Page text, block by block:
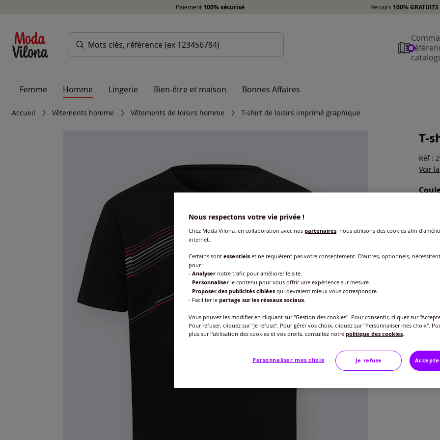
Paiement 100% sécurisé Retours 100%
Femme Homme Lingerie Bien-être et maison Bonnes Affaires
Accueil Vêtements homme Vêtements de loisirs homme T-shirt de loisirs imprimé graphique
T-
Réf :
Voir
S -
M -
Nous respectons votre vie privée !
Chez Moda Vilona, en collaboration avec nos partenaires, nous utilisons des cookies afin
internet.
Certains sont essentiels et ne requièrent pas votre consentement. D'autres, optionnels,
pour :
- Analyser notre trafic pour améliorer le site.
- Personnaliser le contenu pour vous offrir une expérience sur mesure.
- Proposer des publicités ciblées qui devraient mieux vous correspondre.
- Faciliter le partage sur les réseaux sociaux
Vous pouvez les modifier en cliquant sur "Gestion des cookies". Pour consentir, cliquez sur
Pour refuser, cliquez sur "Je refuse". Pour gérer vos choix, cliquez sur "Personnaliser mes choix".
plus sur l'utilisation des cookies et vos droits, consultez notre politique des cookies
Personnaliser mes choix Je refuse